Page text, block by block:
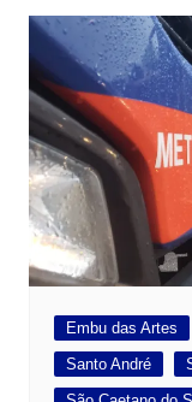
Embu das Artes
Santo André